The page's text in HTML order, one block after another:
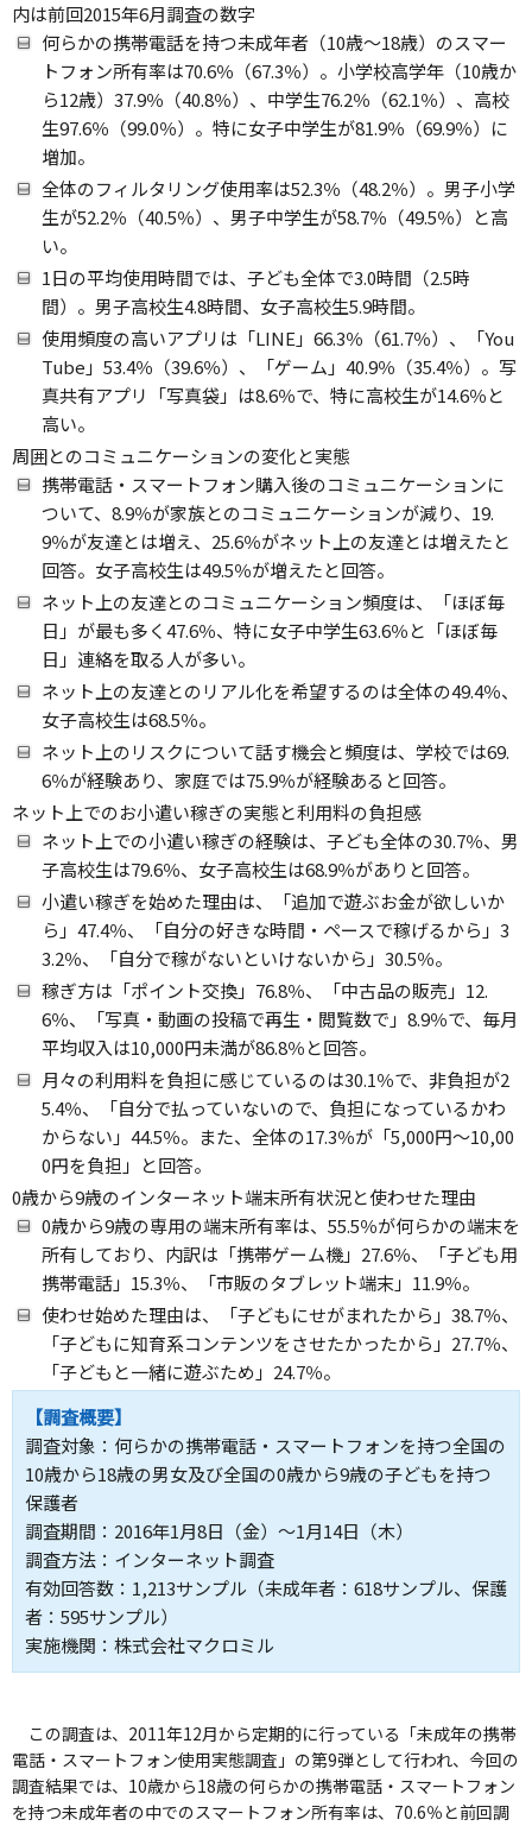
内は前回2015年6月調査の数字
何らかの携帯電話を持つ未成年者（10歳～18歳）のスマー
トフォン所有率は70.6％（67.3％）。小学校高学年（10歳か
ら12歳）37.9％（40.8％）、中学生76.2％（62.1％）、高校
生97.6％（99.0％）。特に女子中学生が81.9％（69.9％）に
増加。
全体のフィルタリング使用率は52.3％（48.2％）。男子小学
生が52.2％（40.5％）、男子中学生が58.7％（49.5％）と高
い。
1日の平均使用時間では、子ども全体で3.0時間（2.5時
間）。男子高校生4.8時間、女子高校生5.9時間。
使用頻度の高いアプリは「LINE」66.3％（61.7％）、「You
Tube」53.4％（39.6％）、「ゲーム」40.9％（35.4％）。写
真共有アプリ「写真袋」は8.6％で、特に高校生が14.6％と
高い。
周囲とのコミュニケーションの変化と実態
携帯電話・スマートフォン購入後のコミュニケーションに
ついて、8.9％が家族とのコミュニケーションが減り、19.
9％が友達とは増え、25.6％がネット上の友達とは増えたと
回答。女子高校生は49.5％が増えたと回答。
ネット上の友達とのコミュニケーション頻度は、「ほぼ毎
日」が最も多く47.6％、特に女子中学生63.6％と「ほぼ毎
日」連絡を取る人が多い。
ネット上の友達とのリアル化を希望するのは全体の49.4％、
女子高校生は68.5％。
ネット上のリスクについて話す機会と頻度は、学校では69.
6％が経験あり、家庭では75.9％が経験あると回答。
ネット上でのお小遣い稼ぎの実態と利用料の負担感
ネット上での小遣い稼ぎの経験は、子ども全体の30.7％、男
子高校生は79.6％、女子高校生は68.9％がありと回答。
小遣い稼ぎを始めた理由は、「追加で遊ぶお金が欲しいか
ら」47.4％、「自分の好きな時間・ペースで稼げるから」3
3.2％、「自分で稼がないといけないから」30.5％。
稼ぎ方は「ポイント交換」76.8％、「中古品の販売」12.
6％、「写真・動画の投稿で再生・閲覧数で」8.9％で、毎月
平均収入は10,000円未満が86.8％と回答。
月々の利用料を負担に感じているのは30.1％で、非負担が2
5.4％、「自分で払っていないので、負担になっているかわ
からない」44.5％。また、全体の17.3％が「5,000円～10,00
0円を負担」と回答。
0歳から9歳のインターネット端末所有状況と使わせた理由
0歳から9歳の専用の端末所有率は、55.5％が何らかの端末を
所有しており、内訳は「携帯ゲーム機」27.6％、「子ども用
携帯電話」15.3％、「市販のタブレット端末」11.9％。
使わせ始めた理由は、「子どもにせがまれたから」38.7％、
「子どもに知育系コンテンツをさせたかったから」27.7％、
「子どもと一緒に遊ぶため」24.7％。
【調査概要】
調査対象：何らかの携帯電話・スマートフォンを持つ全国の
10歳から18歳の男女及び全国の0歳から9歳の子どもを持つ
保護者
調査期間：2016年1月8日（金）～1月14日（木）
調査方法：インターネット調査
有効回答数：1,213サンプル（未成年者：618サンプル、保護
者：595サンプル）
実施機関：株式会社マクロミル
この調査は、2011年12月から定期的に行っている「未成年の携帯
電話・スマートフォン使用実態調査」の第9弾として行われ、今回の
調査結果では、10歳から18歳の何らかの携帯電話・スマートフォン
を持つ未成年者の中でのスマートフォン所有率は、70.6％と前回調